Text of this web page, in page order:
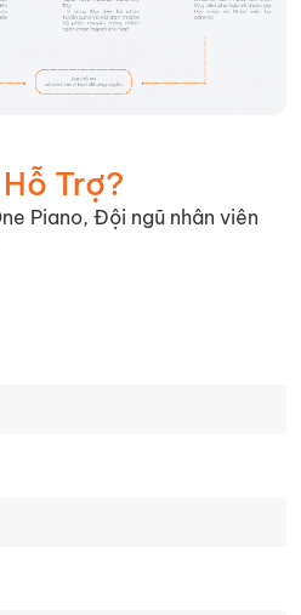
Trợ?
Piano, Đội ngũ nhân viên